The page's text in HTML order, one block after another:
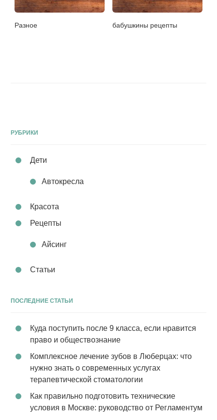
Разное бабушкины рецепты
РУБРИКИ
Дети
Автокресла
Красота
Рецепты
Айсинг
Статьи
ПОСЛЕДНИЕ СТАТЬИ
Куда поступить после 9 класса, если нравится
право и обществознание
Комплексное лечение зубов в Люберцах: что
нужно знать о современных услугах
терапевтической стоматологии
Как правильно подготовить технические
условия в Москве: руководство от Регламентум